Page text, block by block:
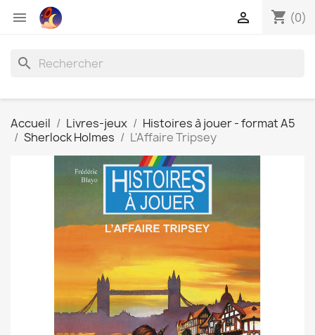
 shopping_cart (0)

search
Accueil Livres-jeux
Histoires à jouer - format A5
Sherlock Holmes
L'Affaire Tripsey